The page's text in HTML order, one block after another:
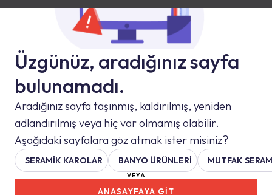
Üzgünüz, aradığınız sayfa
bulunamadı.
Aradığınız sayfa taşınmış, kaldırılmış, yeniden
adlandırılmış veya hiç var olmamış olabilir.
Aşağıdaki sayfalara göz atmak ister misiniz?
SERAMIK KAROLAR BANYO ÜRÜNLERİ MUTFAK
VEYA
ANASAYFAYA GİT